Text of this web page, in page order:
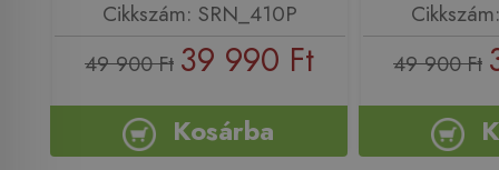
Cikkszám: SRN_410P
49 900 Ft 39 990 Ft
Kosárba
49 900 Ft